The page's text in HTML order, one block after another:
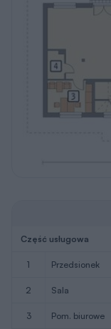
Część usługowa
1 przedsionek
2 sala
3 pom. biurowe